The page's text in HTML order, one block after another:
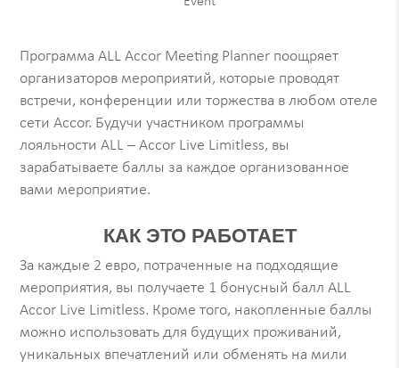
Программа ALL Accor Meeting Planner поощряет
организаторов мероприятий, которые проводят
встречи, конференции или торжества в любом отеле
сети Accor. Будучи участником программы
лояльности ALL – Accor Live Limitless, вы
зарабатываете баллы за каждое организованное
вами мероприятие.
КАК ЭТО РАБОТАЕТ
За каждые 2 евро, потраченные на подходящие
мероприятия, вы получаете 1 бонусный балл ALL
Accor Live Limitless. Кроме того, накопленные баллы
можно использовать для будущих проживаний,
уникальных впечатлений или обменять на мили